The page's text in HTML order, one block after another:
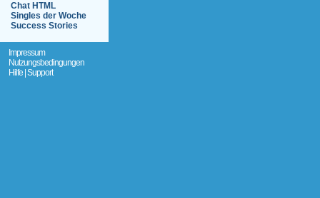
Chat HTML
Singles der Woche
Success Stories
Impressum
Nutzungsbedingungen
Hilfe | Support